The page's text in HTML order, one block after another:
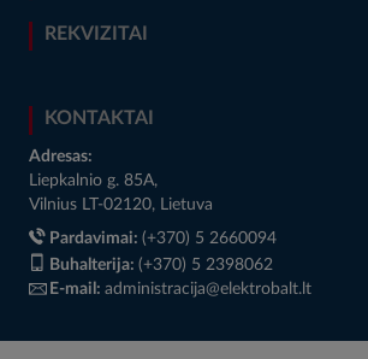
REKVIZITAI
KONTAKTAI
Adresas:
Liepkalnio g. 85A,
Vilnius LT-02120, Lietuva
Pardavimai: (+370) 5 2660094
Buhalterija: (+370) 5 2398062
E-mail: administracija@elektrobalt.lt